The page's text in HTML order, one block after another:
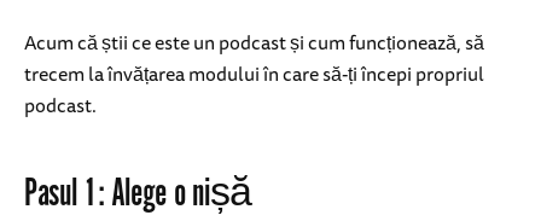
Acum că știi ce este un podcast și cum funcționează, să
trecem la învățarea modului în care să-ți începi propriul
podcast.
Pasul 1: Alege o nișă